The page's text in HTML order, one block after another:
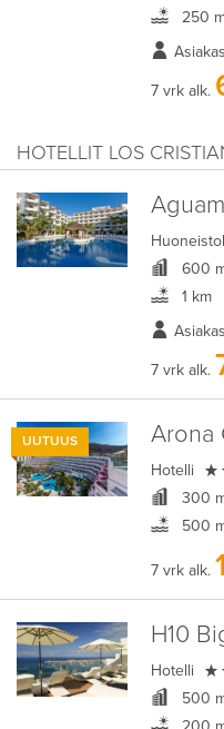
250
7 vrk alk.
HOTELLIT LOS
600
1 km
7 vrk alk.
UUTUUS Arona
Hotelli
300
500
7 vrk alk.
H10
Hotelli
500